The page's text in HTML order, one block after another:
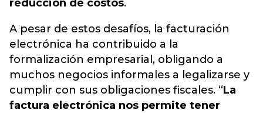
reducción de costos.
A pesar de estos desafíos, la facturación
electrónica ha contribuido a la
formalización empresarial, obligando a
muchos negocios informales a legalizarse y
cumplir con sus obligaciones fiscales. “La
factura electrónica nos permite tener